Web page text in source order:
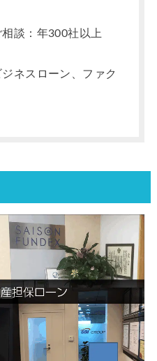
談：年300社以上
ネスローン、ファク